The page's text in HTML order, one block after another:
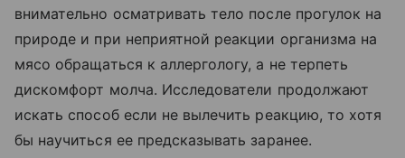
внимательно осматривать тело после прогулок на
природе и при неприятной реакции организма на
мясо обращаться к аллергологу, а не терпеть
дискомфорт молча. Исследователи продолжают
искать способ если не вылечить реакцию, то хотя
бы научиться ее предсказывать заранее.